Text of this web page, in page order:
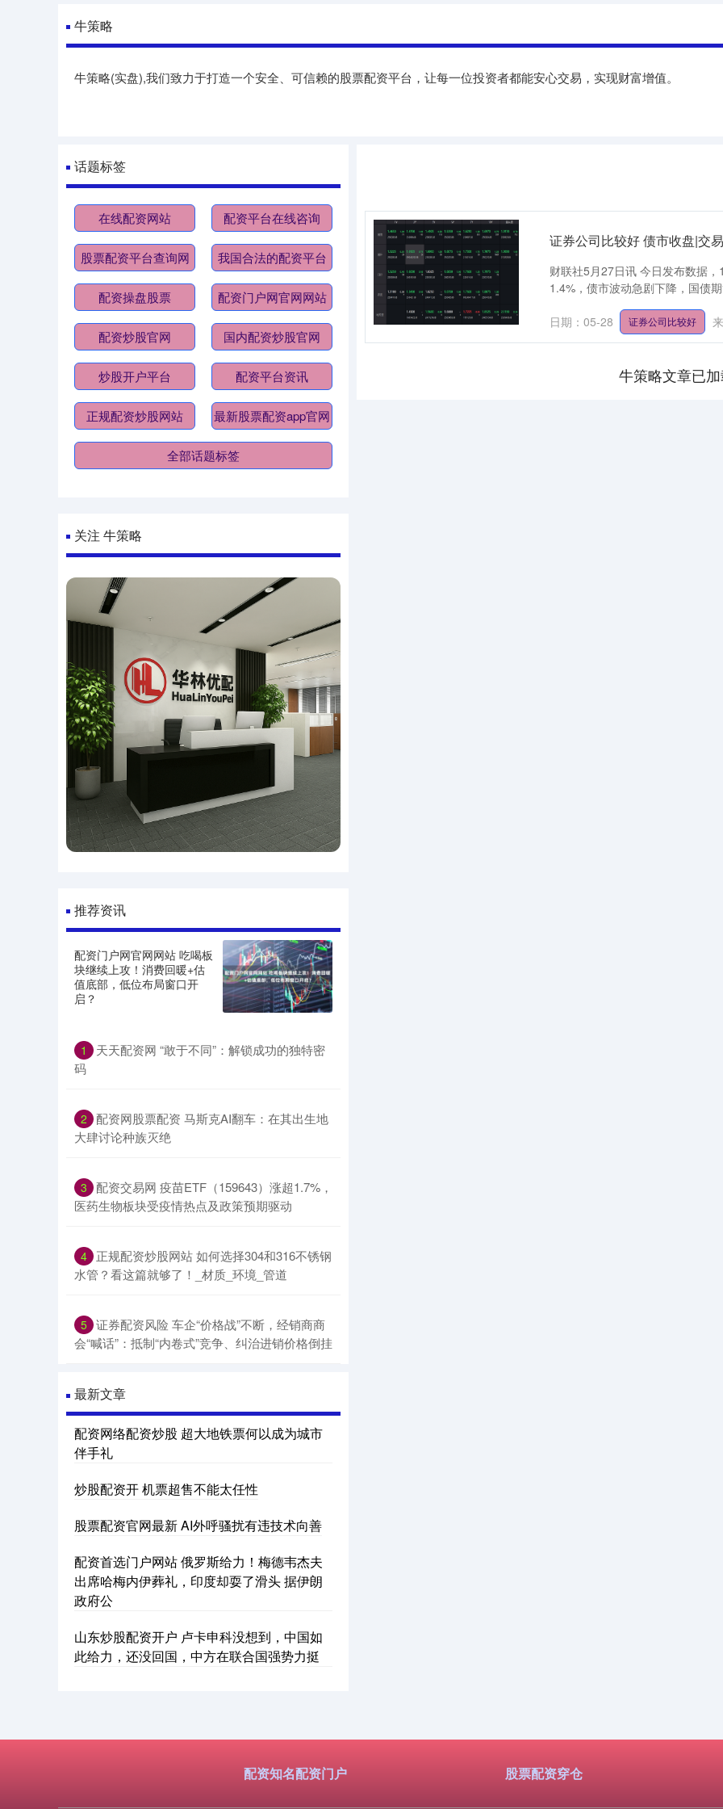
牛策略
牛策略(实盘),我们致力于打造一个安全、可信赖的股票配资平台，让每一位投资者都能安心交易，实现财富增值。
证券公司比较好 债市收盘|交
财联社5月27日讯 今日发布数据
1.4%，债市波动急剧下降，国债
日期：05-28 证券公司比较好
牛策略文章已
话题标签
在线配资网站 配资平台在线咨询
股票配资平台查询网 我国合法的配资平台
配资操盘股票 配资门户网官网网站
配资炒股官网 国内配资炒股官网
炒股开户平台 配资平台资讯
正规配资炒股网站 最新股票配资app官网
全部话题标签
关注 牛策略
推荐资讯
配资门户网官网网站 吃喝板
块继续上攻！消费回暖+估
值底部，低位布局窗口开
启？
1
天天配资网 “敢于不同”：解锁成功的独特密
码
2 配资网股票配资 马斯克AI翻车：在其出生地
大肆讨论种族灭绝
3 配资交易网 疫苗ETF（159643）涨超1.7%，
医药生物板块受疫情热点及政策预期驱动
4 正规配资炒股网站 如何选择304和316不锈钢
水管？看这篇就够了！_材质_环境_管道
5 证券配资风险 车企“价格战”不断，经销商商
会“喊话”：抵制“内卷式”竞争、纠治进销价格倒挂
最新文章
配资网络配资炒股 超大地铁票何以成为城市
伴手礼
炒股配资开 机票超售不能太任性
股票配资官网最新 AI外呼骚扰有违技术向善
配资首选门户网站 俄罗斯给力！梅德韦杰夫
出席哈梅内伊葬礼，印度却耍了滑头 据伊朗
政府公
山东炒股配资开户 卢卡申科没想到，中国如
此给力，还没回国，中方在联合国强势力挺
配资知名配资门户 股票配资穿仓